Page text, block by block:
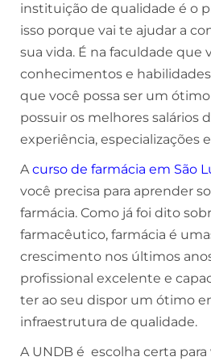
instituição de qualidade é o
isso porque vai te ajudar a
sua vida. É na faculdade que
conhecimentos e habilidades
que você possa ser um
possuir os melhores salários
experiência, especializações
A curso de farmácia em São
você precisa para aprender
farmácia. Como já foi dito
farmacêutico, farmácia é
crescimento nos últimos
profissional excelente e
ter ao seu dispor um ótimo
infraestrutura de qualidade.
A UNDB é escolha certa para